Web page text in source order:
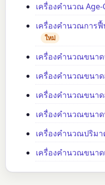
เครื่องคำนวณ Age-
เครื่องคำนวณการฟื้
ใหม่
เครื่องคำนวณขนา
เครื่องคำนวณขนา
เครื่องคำนวณขนา
เครื่องคำนวณขนา
เครื่องคำนวณปริมา
เครื่องคำนวณขนาด